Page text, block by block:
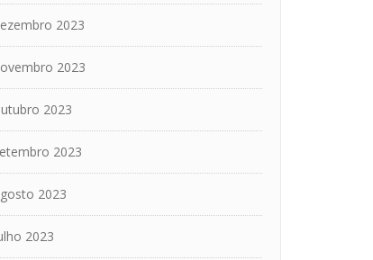
2023
2023
2023
2023
2023
2023